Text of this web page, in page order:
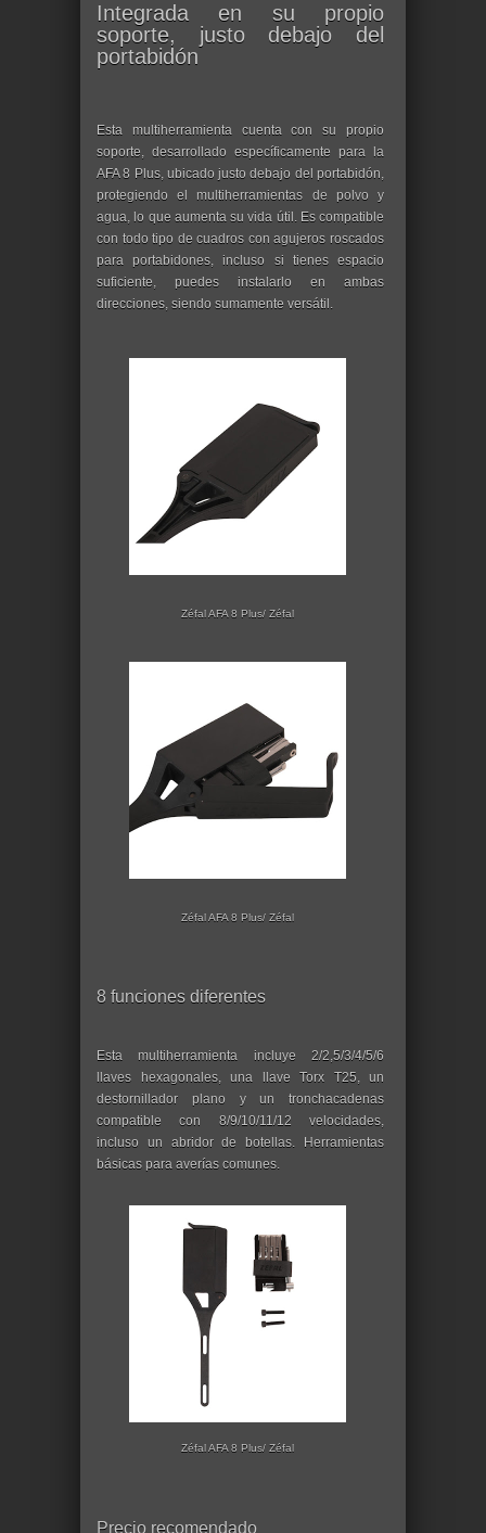
Integrada en su propio
soporte, justo debajo del
portabidón
Esta multiherramienta cuenta con su propio
soporte, desarrollado específicamente para la
AFA 8 Plus, ubicado justo debajo del portabidón,
protegiendo el multiherramientas de polvo y
agua, lo que aumenta su vida útil. Es compatible
con todo tipo de cuadros con agujeros roscados
para portabidones, incluso si tienes espacio
suficiente, puedes instalarlo en ambas
direcciones, siendo sumamente versátil.
Zéfal AFA 8 Plus/ Zéfal
Zéfal AFA 8 Plus/ Zéfal
8 funciones diferentes
Esta multiherramienta incluye 2/2,5/3/4/5/6
llaves hexagonales, una llave Torx T25, un
destornillador plano y un tronchacadenas
compatible con 8/9/10/11/12 velocidades,
incluso un abridor de botellas. Herramientas
básicas para averías comunes.
Zéfal AFA 8 Plus/ Zéfal
Precio recomendado